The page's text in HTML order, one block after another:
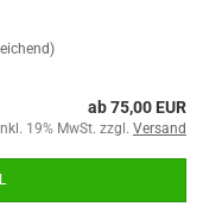
ab 75,00 EUR
19% MwSt. zzgl. Versand